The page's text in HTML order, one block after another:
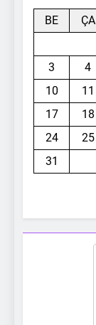
BE ÇA
3
4
10
11
17
18
24
25
31